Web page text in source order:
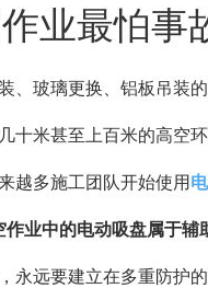
业最怕事
、玻璃更换、铝板吊装
十米甚至上百米的高空
越多施工团队开始使用
作业中的电动吸盘属于辅
永远要建立在多重防护的